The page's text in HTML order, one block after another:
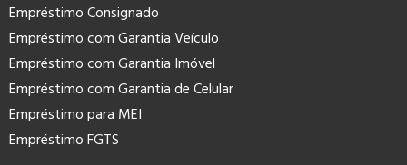
Empréstimo Consignado
Empréstimo com Garantia Veículo
Empréstimo com Garantia Imóvel
Empréstimo com Garantia de Celular
Empréstimo para MEI
Empréstimo FGTS